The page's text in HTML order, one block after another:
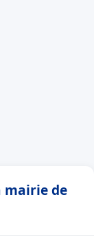
mairie de